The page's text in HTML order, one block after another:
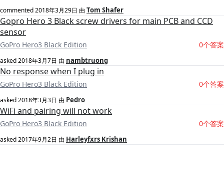
commented2018年3月29日 由 Tom Shafer
Gopro Hero 3 Black screw drivers for main PCB and CCD
sensor
GoPro Hero3 Black Edition 0个答案
asked2018年3月7日 由 nambtruong
No response when I plug in
GoPro Hero3 Black Edition 0个答案
asked2018年3月3日 由 Pedro
WiFi and pairing will not work
GoPro Hero3 Black Edition 0个答案
asked2017年9月2日 由 Harleyfxrs Krishan